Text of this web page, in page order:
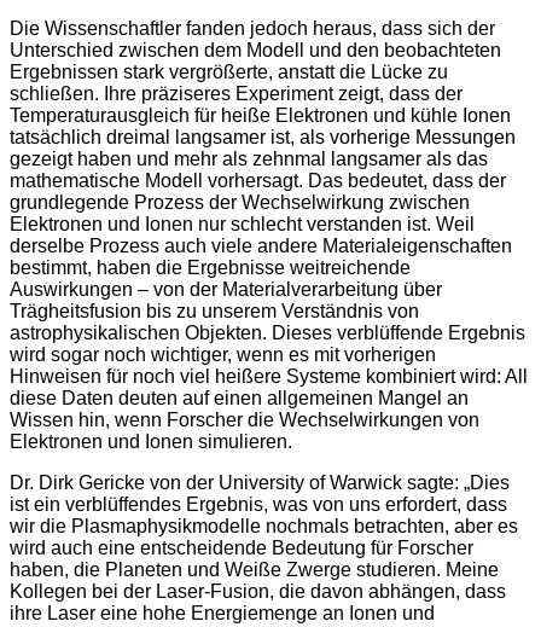
Die Wissenschaftler fanden jedoch heraus, dass sich der
Unterschied zwischen dem Modell und den beobachteten
Ergebnissen stark vergrößerte, anstatt die Lücke zu
schließen. Ihre präziseres Experiment zeigt, dass der
Temperaturausgleich für heiße Elektronen und kühle Ionen
tatsächlich dreimal langsamer ist, als vorherige Messungen
gezeigt haben und mehr als zehnmal langsamer als das
mathematische Modell vorhersagt. Das bedeutet, dass der
grundlegende Prozess der Wechselwirkung zwischen
Elektronen und Ionen nur schlecht verstanden ist. Weil
derselbe Prozess auch viele andere Materialeigenschaften
bestimmt, haben die Ergebnisse weitreichende
Auswirkungen – von der Materialverarbeitung über
Trägheitsfusion bis zu unserem Verständnis von
astrophysikalischen Objekten. Dieses verblüffende Ergebnis
wird sogar noch wichtiger, wenn es mit vorherigen
Hinweisen für noch viel heißere Systeme kombiniert wird: All
diese Daten deuten auf einen allgemeinen Mangel an
Wissen hin, wenn Forscher die Wechselwirkungen von
Elektronen und Ionen simulieren.
Dr. Dirk Gericke von der University of Warwick sagte: „Dies
ist ein verblüffendes Ergebnis, was von uns erfordert, dass
wir die Plasmaphysikmodelle nochmals betrachten, aber es
wird auch eine entscheidende Bedeutung für Forscher
haben, die Planeten und Weiße Zwerge studieren. Meine
Kollegen bei der Laser-Fusion, die davon abhängen, dass
ihre Laser eine hohe Energiemenge an Ionen und